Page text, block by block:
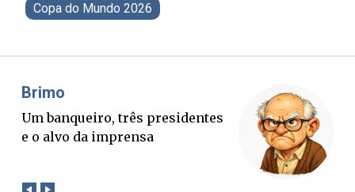
Copa do Mundo 2026
Misael Elias
O Boato corre mais rápido que a
verdade. Mas quem paga a